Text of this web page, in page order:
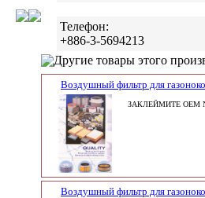
Телефон:
+886-3-5694213
Другие товары этого
Воздушный фильтр для
ЗАКЛЕЙМИТЕ OEM
Воздушный фильтр для